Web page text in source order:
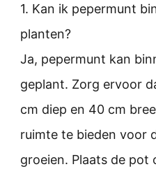
1. Kan ik pepermunt
planten?
Ja, pepermunt kan
geplant. Zorg ervoor
cm diep en 40 cm
ruimte te bieden voor
groeien. Plaats de pot